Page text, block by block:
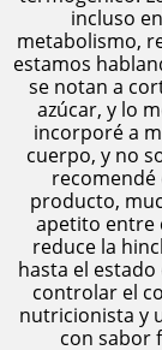
incluso
metabolismo,
estamos
se notan a
azúcar, y lo
incorporé a
cuerpo, y no
recomendé
producto,
apetito entre
reduce la
hasta el
controlar el
nutricionista y
con sabor